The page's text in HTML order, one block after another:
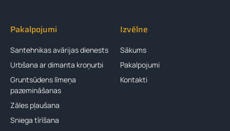
Pakalpojumi
Santehnikas avārijas dienests
Urbšana ar dimanta kroņurbi
Gruntsūdens līmeņa
pazemināšanas
Zāles pļaušana
Sniega tīrīšana
Izvēlne
Sākums
Pakalpojumi
Kontakti